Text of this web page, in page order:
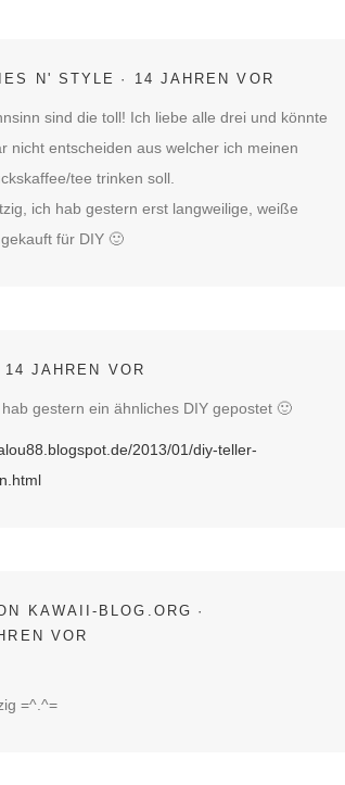
N' STYLE 14 JAHREN VOR
sind die toll! Ich liebe alle drei und könnte
nicht entscheiden aus welcher ich meinen
tee trinken soll.
ich hab gestern erst langweilige, weiße
für DIY 🙂
14 JAHREN VOR
gestern ein ähnliches DIY gepostet 🙂
2013/01/diy-teller-
KAWAII-BLOG.ORG
VOR
=^.^=